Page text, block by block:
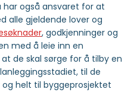
har også ansvaret for at
alle gjeldende lover og
, godkjenninger og
med å leie inn en
de skal sørge for å tilby en
til de
helt til byggeprosjektet